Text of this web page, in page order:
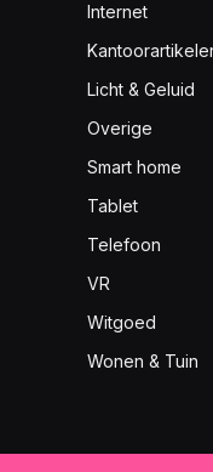
Internet
Licht & Geluid
Overige
Smart home
Tablet
Telefoon
VR
Witgoed
Wonen & Tuin